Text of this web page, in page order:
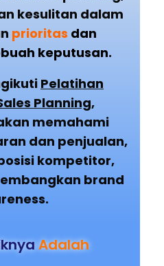
kesulitan dalam
prioritas dan
keputusan.
Pelatihan
Planning,
memahami
dan penjualan,
kompetitor,
brand
Adalah